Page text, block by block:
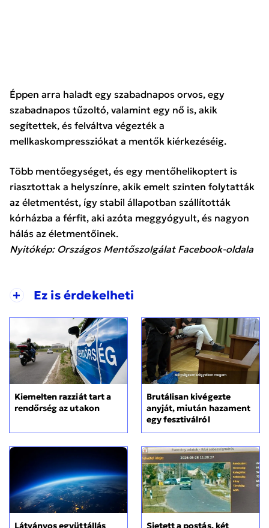
Éppen arra haladt egy szabadnapos orvos, egy
szabadnapos tűzoltó, valamint egy nő is, akik
segítettek, és felváltva végezték a
mellkaskompressziókat a mentők kiérkezéséig.
Több mentőegységet, és egy mentőhelikoptert is
riasztottak a helyszínre, akik emelt szinten folytatták
az életmentést, így stabil állapotban szállították
kórházba a férfit, aki azóta meggyógyult, és nagyon
hálás az életmentőinek.
Nyitókép: Országos Mentőszolgálat Facebook-oldala
+ Ez is érdekelheti
Kiemelten razziát tart a
rendőrség az utakon
Brutálisan kivégezte
anyját, miután hazament
egy fesztiválról